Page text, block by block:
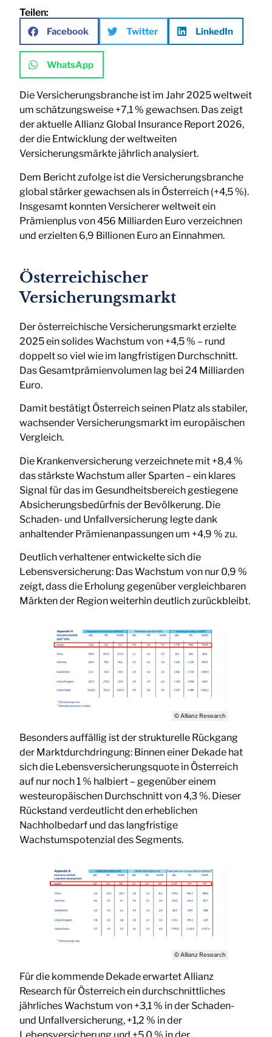
Teilen:
Facebook Twitter LinkedIn
WhatsApp
Die Versicherungsbranche ist im Jahr 2025 weltweit
um schätzungsweise +7,1 % gewachsen. Das zeigt
der aktuelle Allianz Global Insurance Report 2026,
der die Entwicklung der weltweiten
Versicherungsmärkte jährlich analysiert.
Dem Bericht zufolge ist die Versicherungsbranche
global stärker gewachsen als in Österreich (+4,5 %).
Insgesamt konnten Versicherer weltweit ein
Prämienplus von 456 Milliarden Euro verzeichnen
und erzielten 6,9 Billionen Euro an Einnahmen.
Österreichischer
Versicherungsmarkt
Der österreichische Versicherungsmarkt erzielte
2025 ein solides Wachstum von +4,5 % – rund
doppelt so viel wie im langfristigen Durchschnitt.
Das Gesamtprämienvolumen lag bei 24 Milliarden
Euro.
Damit bestätigt Österreich seinen Platz als stabiler,
wachsender Versicherungsmarkt im europäischen
Vergleich.
Die Krankenversicherung verzeichnete mit +8,4 %
das stärkste Wachstum aller Sparten – ein klares
Signal für das im Gesundheitsbereich gestiegene
Absicherungsbedürfnis der Bevölkerung. Die
Schaden- und Unfallversicherung legte dank
anhaltender Prämienanpassungen um +4,9 % zu.
Deutlich verhaltener entwickelte sich die
Lebensversicherung: Das Wachstum von nur 0,9 %
zeigt, dass die Erholung gegenüber vergleichbaren
Märkten der Region weiterhin deutlich zurückbleibt.
© Allianz Research
Besonders auffällig ist der strukturelle Rückgang
der Marktdurchdringung: Binnen einer Dekade hat
sich die Lebensversicherungsquote in Österreich
auf nur noch 1 % halbiert – gegenüber einem
westeuropäischen Durchschnitt von 4,3 %. Dieser
Rückstand verdeutlicht den erheblichen
Nachholbedarf und das langfristige
Wachstumspotenzial des Segments.
© Allianz Research
Für die kommende Dekade erwartet Allianz
Research für Österreich ein durchschnittliches
jährliches Wachstum von +3,1 % in der Schaden-
und Unfallversicherung, +1,2 % in der